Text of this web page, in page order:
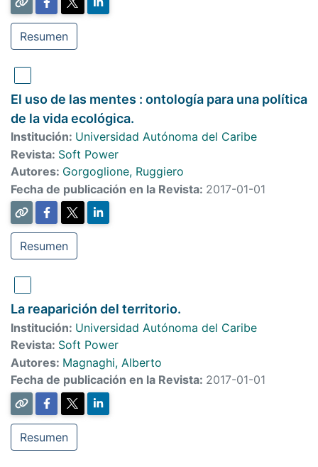
Resumen
El uso de las mentes : ontología para una política
de la vida ecológica.
Institución: Universidad Autónoma del Caribe
Revista: Soft Power
Autores: Gorgoglione, Ruggiero
Fecha de publicación en la Revista: 2017-01-01
Resumen
La reaparición del territorio.
Institución: Universidad Autónoma del Caribe
Revista: Soft Power
Autores: Magnaghi, Alberto
Fecha de publicación en la Revista: 2017-01-01
Resumen